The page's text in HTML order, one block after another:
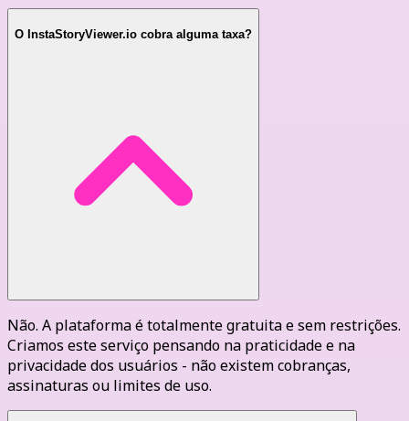
O InstaStoryViewer.io cobra alguma taxa?
Não. A plataforma é totalmente gratuita e sem restrições.
Criamos este serviço pensando na praticidade e na
privacidade dos usuários - não existem cobranças,
assinaturas ou limites de uso.